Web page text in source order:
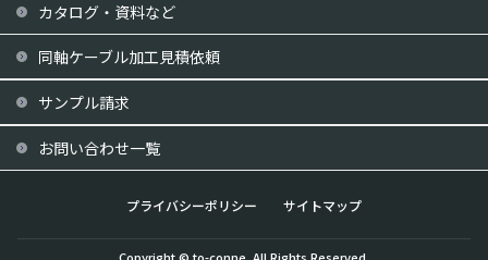
カタログ・資料など
同軸ケーブル加工見積依頼
サンプル請求
お問い合わせ一覧
プライバシーポリシー サイトマップ